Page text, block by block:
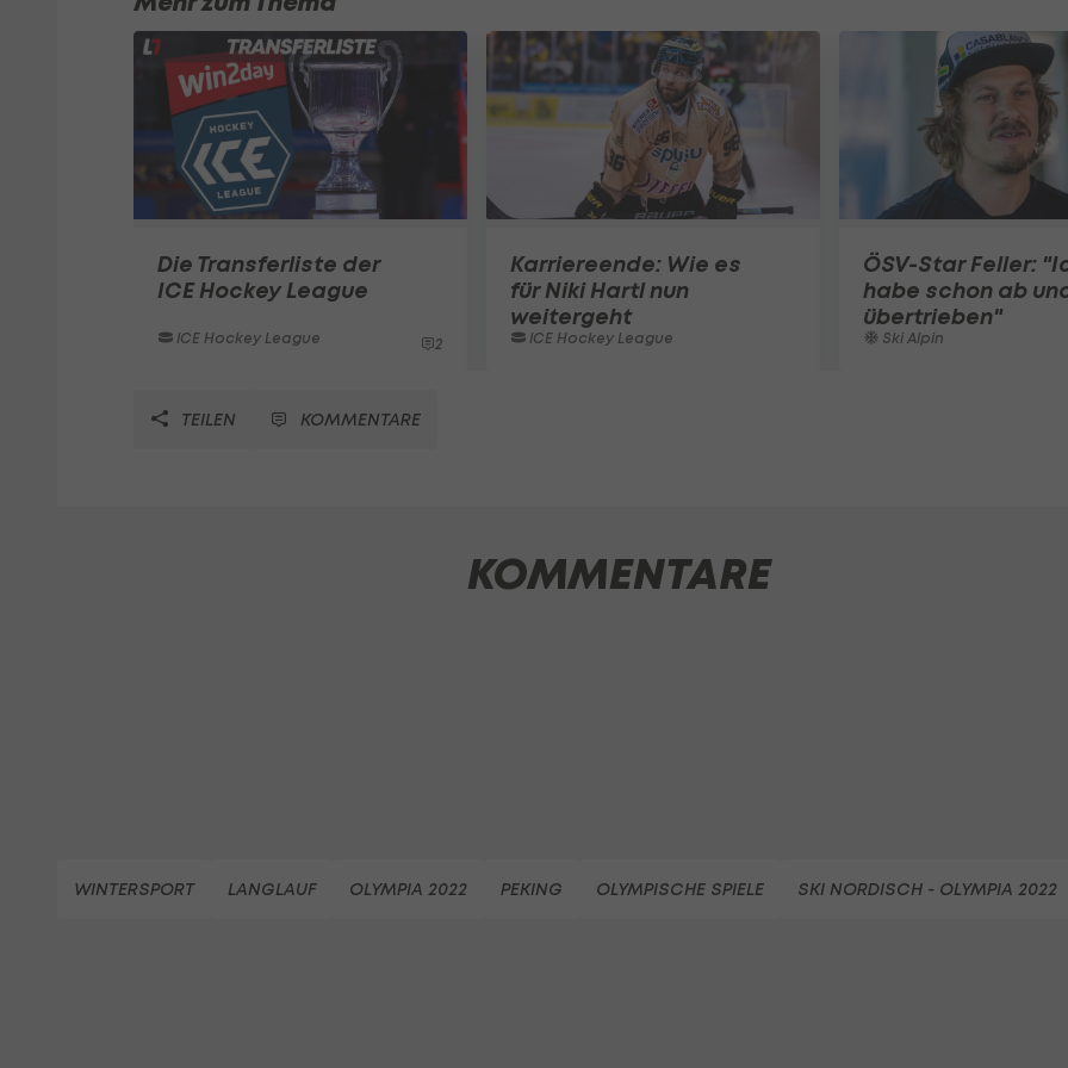
Die Transferliste der
ICE Hockey League
ICE Hockey League 2
Karriereende: Wie es
für Niki Hartl nun
weitergeht
ICE Hockey League
ÖSV-Star Feller:
habe schon ab und
übertrieben"
Ski Alpin
TEILEN KOMMENTARE
KOMMENTARE
WINTERSPORT LANGLAUF OLYMPIA 2022 PEKING OLYMPISCHE SPIELE SKI NORDISCH - OLYMPIA 2022